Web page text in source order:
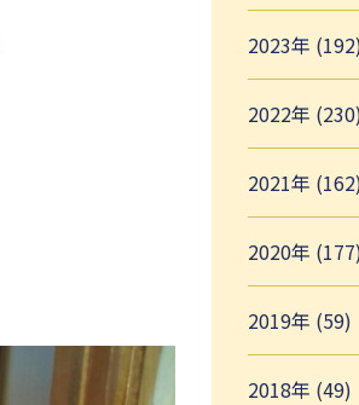
2023年
2022年
2021年
2020年
2019年 (59)
2018年 (49)